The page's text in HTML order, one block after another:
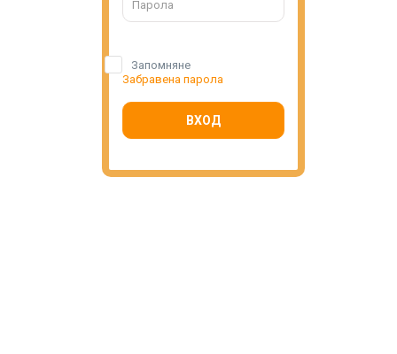
Запомняне
Забравена парола
ВХОД